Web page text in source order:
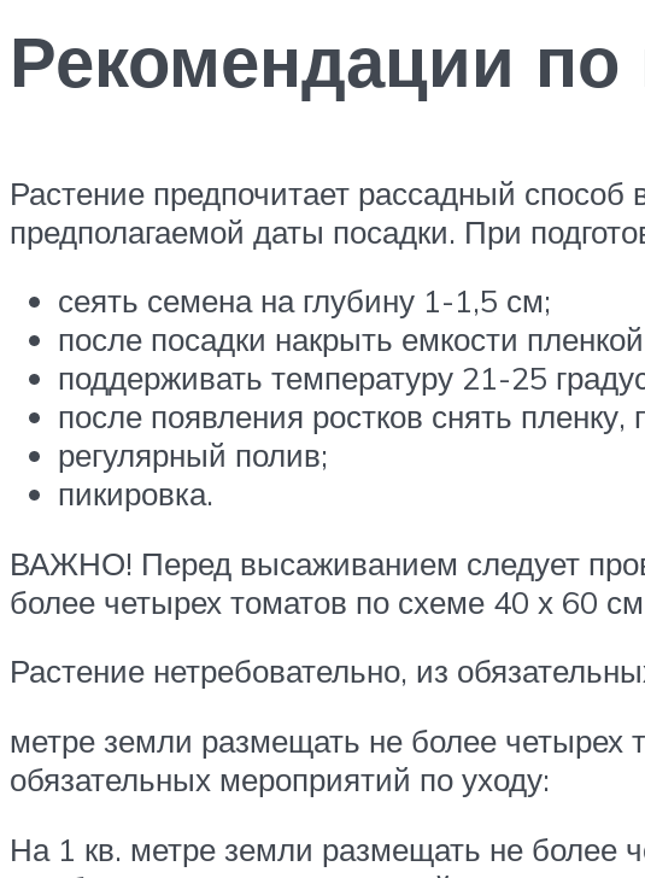
Рекомендации
Растение предпочитает рассадный
предполагаемой даты посадки. При
сеять семена на глубину 1-1,5 см;
после посадки накрыть емкости
поддерживать температуру 21-25
после появления ростков снять
регулярный полив;
пикировка.
ВАЖНО! Перед высаживанием следует
более четырех томатов по схеме 40 х 60 см
Растение нетребовательно, из
метре земли размещать не более четырех
обязательных мероприятий по уходу:
На 1 кв. метре земли размещать не более